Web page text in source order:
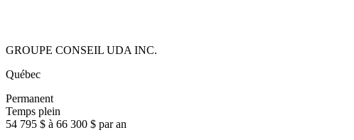
GROUPE CONSEIL UDA INC.
Québec
Permanent
Temps plein
54 795 $ à 66 300 $ par an